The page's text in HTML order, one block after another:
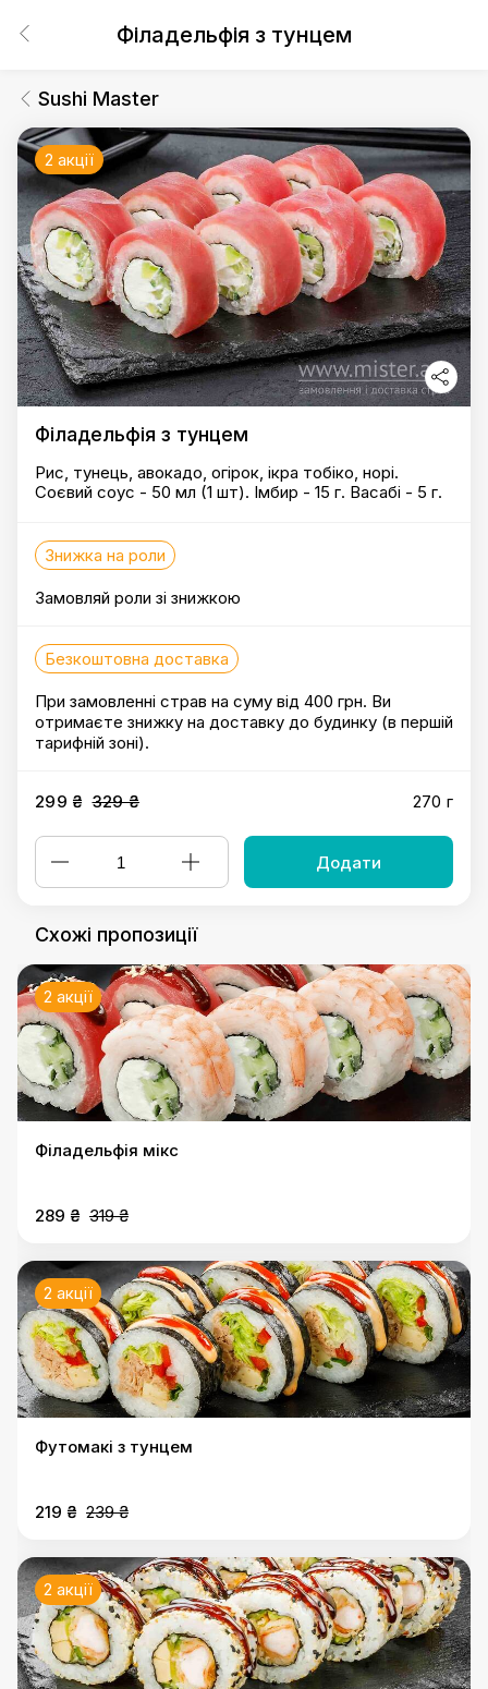
Філадельфія з тунцем
Sushi Master
2 акції
Філадельфія з тунцем
Рис, тунець, авокадо, огірок, ікра тобіко, норі.
Соєвий соус - 50 мл (1 шт). Імбир - 15 г. Васабі - 5 г.
Знижка на роли
Замовляй роли зі знижкою
Безкоштовна доставка
При замовленні страв на суму від 400 грн. Ви
отримаєте знижку на доставку до будинку (в першій
тарифній зоні).
299 ₴ 329 ₴ 270 г
Додати
Схожі пропозиції
2 акції
Філадельфія мікс
289 ₴ 319 ₴
2 акції
Футомакі з тунцем
219 ₴ 239 ₴
2 акції